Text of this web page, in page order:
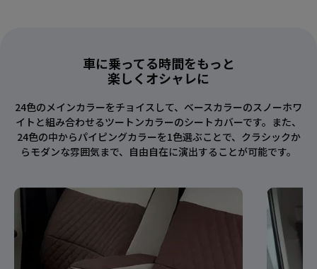
車に乗ってる時間をもっと
楽しくオシャレに
24色のメインカラーをチョイスして、ベースカラーのスノーホワ
イトと組み合わせるツートンカラーのシートカバーです。また、
24色の中からパイピングカラーを1色選ぶことで、クラシックか
らモダンな雰囲気まで、自由自在に演出することが可能です。